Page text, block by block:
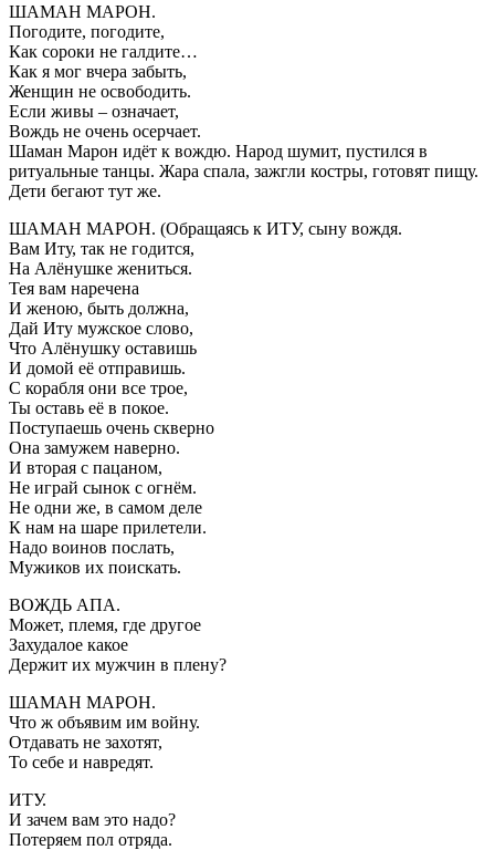
ШАМАН МАРОН.
Погодите, погодите,
Как сороки не галдите…
Как я мог вчера забыть,
Женщин не освободить.
Если живы – означает,
Вождь не очень осерчает.
Шаман Марон идёт к вождю. Народ шумит, пустился в
ритуальные танцы. Жара спала, зажгли костры, готовят пищу.
Дети бегают тут же.
ШАМАН МАРОН. (Обращаясь к ИТУ, сыну вождя.
Вам Иту, так не годится,
На Алёнушке жениться.
Тея вам наречена
И женою, быть должна,
Дай Иту мужское слово,
Что Алёнушку оставишь
И домой её отправишь.
С корабля они все трое,
Ты оставь её в покое.
Поступаешь очень скверно
Она замужем наверно.
И вторая с пацаном,
Не играй сынок с огнём.
Не одни же, в самом деле
К нам на шаре прилетели.
Надо воинов послать,
Мужиков их поискать.
ВОЖДЬ АПА.
Может, племя, где другое
Захудалое какое
Держит их мужчин в плену?
ШАМАН МАРОН.
Что ж объявим им войну.
Отдавать не захотят,
То себе и навредят.
ИТУ.
И зачем вам это надо?
Потеряем пол отряда.